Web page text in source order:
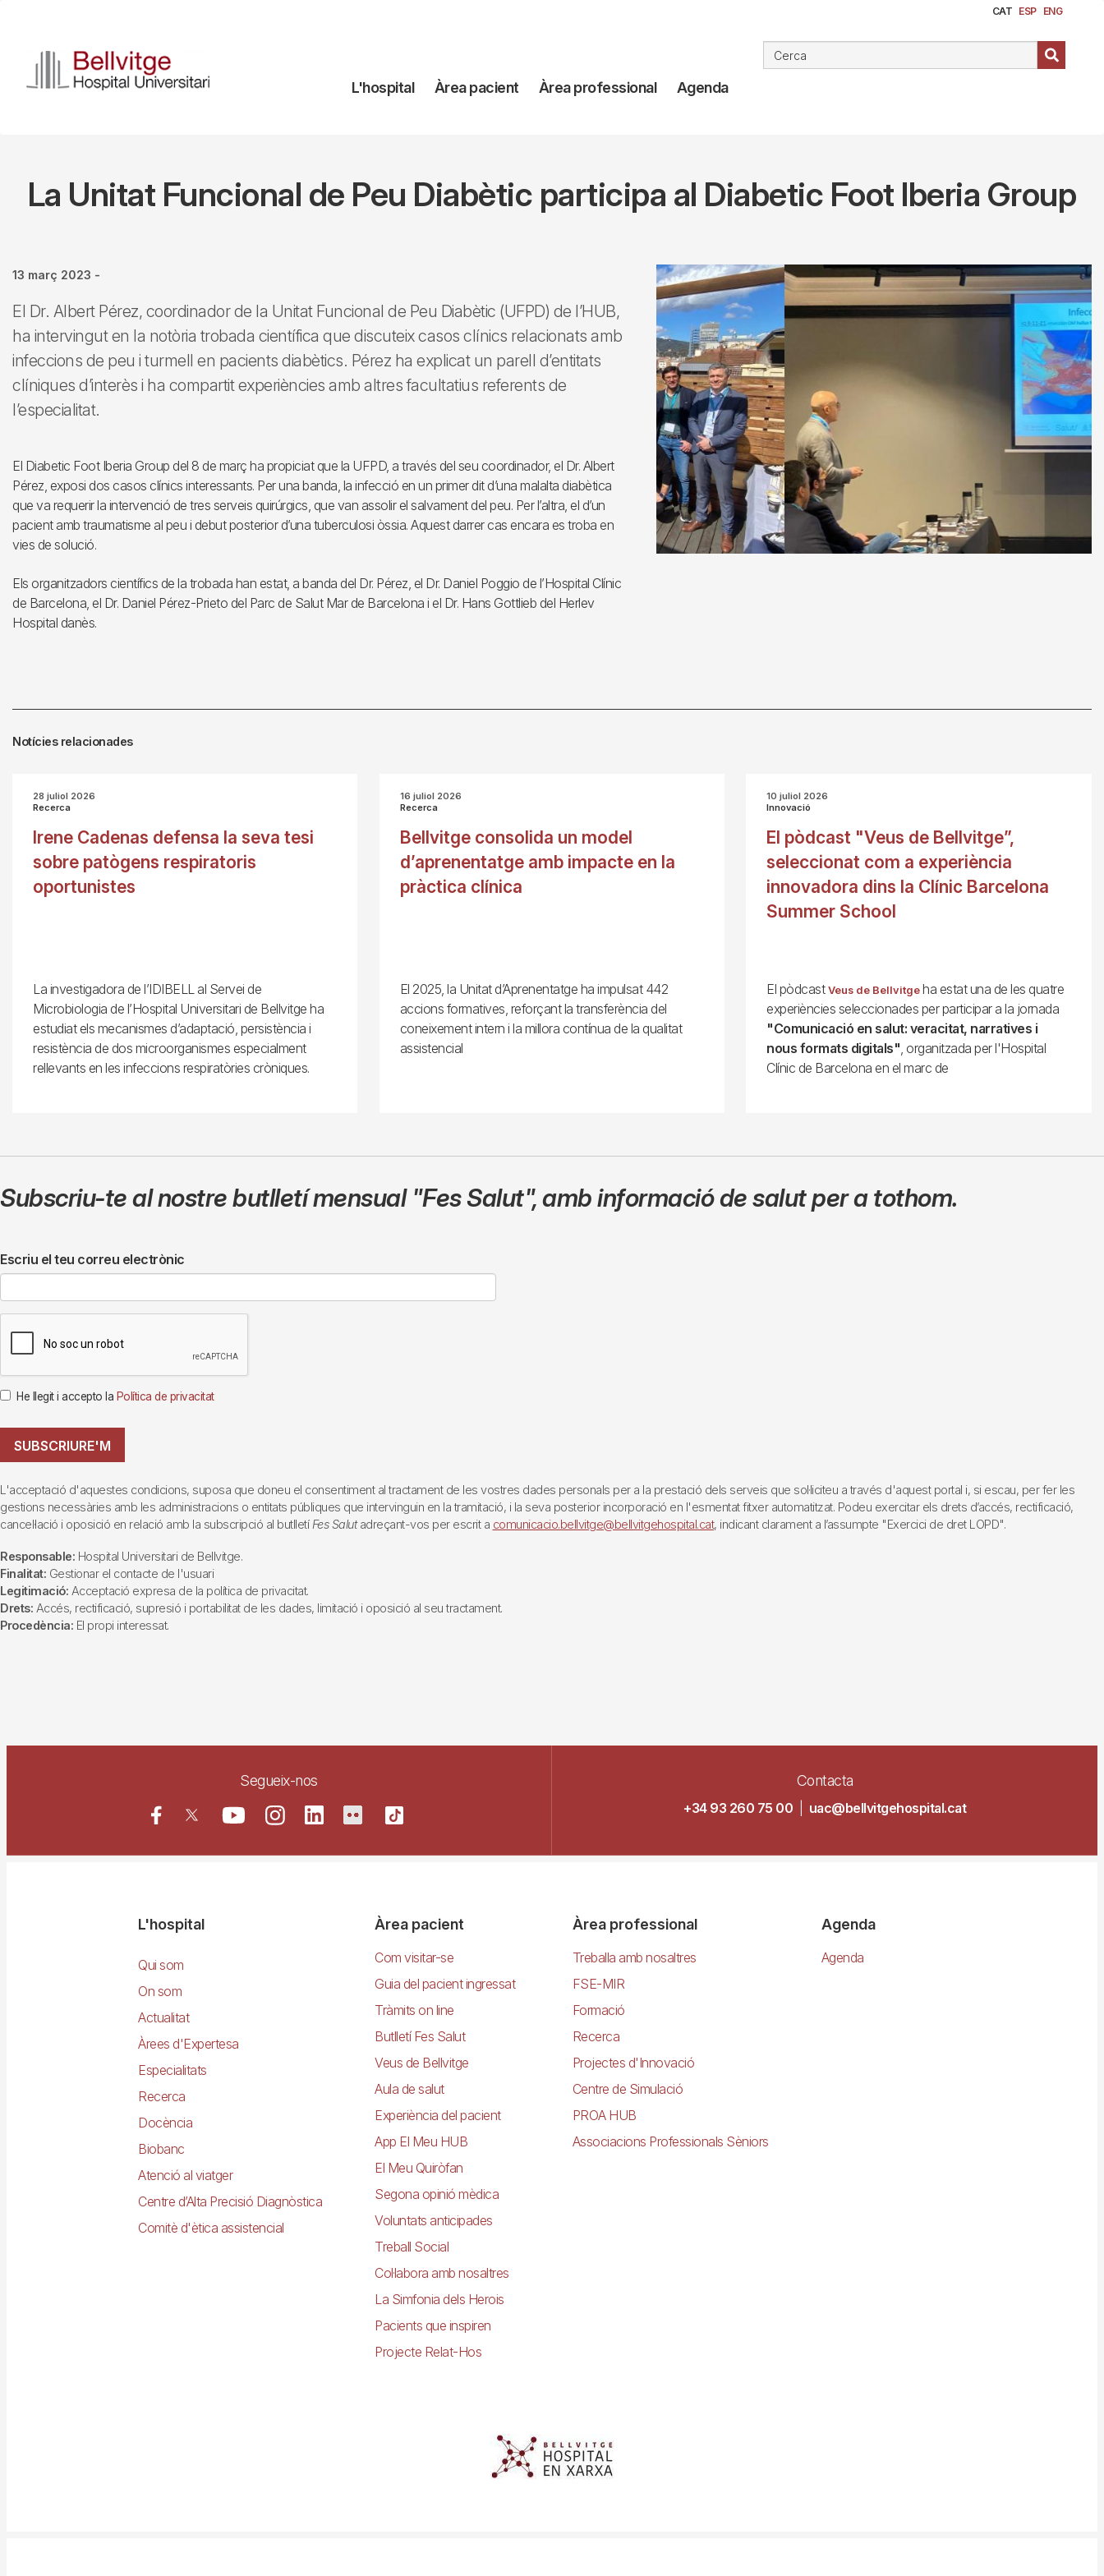
contingut
CAT ESP ENG
Navegación
L'hospital Àrea pacient Àrea professional Agenda
La Unitat Funcional de Peu Diabètic participa al Diabetic Foot Iberia Group
13 març 2023 -
El Dr. Albert Pérez, coordinador de la Unitat Funcional de Peu Diabètic (UFPD) de l’HUB,
ha intervingut en la notòria trobada científica que discuteix casos clínics relacionats amb
infeccions de peu i turmell en pacients diabètics. Pérez ha explicat un parell d’entitats
clíniques d’interès i ha compartit experiències amb altres facultatius referents de
l’especialitat.
El Diabetic Foot Iberia Group del 8 de març ha propiciat que la UFPD, a través del seu coordinador, el Dr. Albert
Pérez, exposi dos casos clínics interessants. Per una banda, la infecció en un primer dit d’una malalta diabètica
que va requerir la intervenció de tres serveis quirúrgics, que van assolir el salvament del peu. Per l’altra, el d’un
pacient amb traumatisme al peu i debut posterior d’una tuberculosi òssia. Aquest darrer cas encara es troba en
vies de solució.
Els organitzadors científics de la trobada han estat, a banda del Dr. Pérez, el Dr. Daniel Poggio de l’Hospital Clínic
de Barcelona, el Dr. Daniel Pérez-Prieto del Parc de Salut Mar de Barcelona i el Dr. Hans Gottlieb del Herlev
Hospital danès.
Notícies relacionades
28 juliol 2026
Recerca
Irene Cadenas defensa la seva tesi
sobre patògens respiratoris
oportunistes
La investigadora de l’IDIBELL al Servei de
Microbiologia de l’Hospital Universitari de Bellvitge ha
estudiat els mecanismes d’adaptació, persistència i
resistència de dos microorganismes especialment
rellevants en les infeccions respiratòries cròniques.
16 juliol 2026
Recerca
Bellvitge consolida un model
d’aprenentatge amb impacte en la
pràctica clínica
El 2025, la Unitat d’Aprenentatge ha impulsat 442
accions formatives, reforçant la transferència del
coneixement intern i la millora contínua de la qualitat
assistencial
10 juliol 2026
Innovació
El pòdcast "Veus de Bellvitge”,
seleccionat com a experiència
innovadora dins la Clínic Barcelona
Summer School
El pòdcast Veus de Bellvitgeha estat una de les quatre
experiències seleccionades per participar a la jornada
"Comunicació en salut: veracitat, narratives i
nous formats digitals", organitzada per l'Hospital
Clínic de Barcelona en el marc de
Subscriu-te al nostre butlletí mensual "Fes Salut",amb informació de salut per a tothom.
Escriu el teu correu electrònic
He llegit i accepto la Política de privacitat
SUBSCRIURE'M
L'acceptació d'aquestes condicions, suposa que doneu el consentiment al tractament de les vostres dades personals per a la prestació dels serveis que sol·liciteu a través d'aquest portal i, si escau, per fer les
gestions necessàries amb les administracions o entitats públiques que intervinguin en la tramitació, i la seva posterior incorporació en l'esmentat fitxer automatitzat. Podeu exercitar els drets d’accés, rectificació,
cancel·lació i oposició en relació amb la subscripció al butlletí Fes Salutadreçant-vos per escrit a comunicacio.bellvitge@bellvitgehospital.cat, indicant clarament a l’assumpte "Exercici de dret LOPD".
Responsable: Hospital Universitari de Bellvitge.
Finalitat: Gestionar el contacte de l'usuari
Legitimació: Acceptació expresa de la política de privacitat.
Drets: Accés, rectificació, supresió i portabilitat de les dades, limitació i oposició al seu tractament.
Procedència: El propi interessat.
Segueix-nos Contacta
+34 93 260 75 00 uac@bellvitgehospital.cat
NavegacióL'hospital
Qui som
On som
Actualitat
Àrees d'Expertesa
Especialitats
Recerca
Docència
Biobanc
Atenció al viatger
Centre d’Alta Precisió Diagnòstica
Comitè d'ètica assistencial
Àrea pacient
Com visitar-se
Guia del pacient ingressat
Tràmits on line
Butlletí Fes Salut
Veus de Bellvitge
Aula de salut
Experiència del pacient
App El Meu HUB
El Meu Quiròfan
Segona opinió mèdica
Voluntats anticipades
Treball Social
Col·labora amb nosaltres
La Simfonia dels Herois
Pacients que inspiren
Projecte Relat-Hos
Àrea professional
Treballa amb nosaltres
FSE-MIR
Formació
Recerca
Projectes d'Innovació
Centre de Simulació
PROA HUB
Associacions Professionals Sèniors
Agenda
Agenda